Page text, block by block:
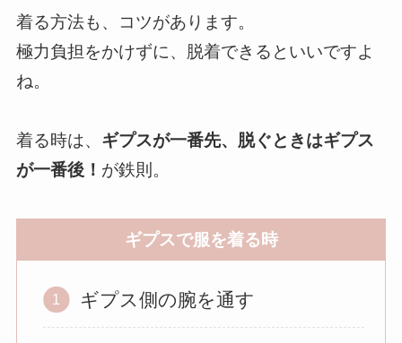
着る方法も、コツがあります。
極力負担をかけずに、脱着できるといいですよ
ね。
着る時は、 ギプスが一番先、脱ぐときはギプス
が一番後！ が鉄則。
ギプスで服を着る時
ギプス側の腕を通す